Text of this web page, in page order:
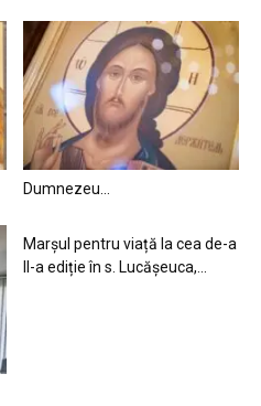
Dumnezeu…
Marșul pentru viață la cea de-a
II-a ediție în s. Lucășeuca,...